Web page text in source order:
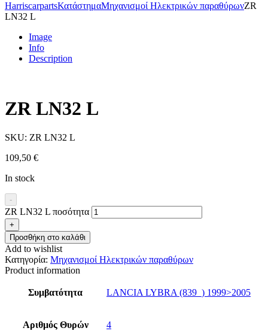
HarriscarpartsΚατάστημαΜηχανισμοί Ηλεκτρικών παραθύρωνZR
LN32 L
Image
Info
Description
ZR LN32 L
SKU: ZR LN32 L
109,50 €
In stock
-
ZR LN32 L ποσότητα
+
Προσθήκη στο καλάθι
Add to wishlist
Κατηγορία: Μηχανισμοί Ηλεκτρικών παραθύρων
Product information
Συμβατότητα LANCIA LYBRA (839_) 1999>2005
Αριθμός Θυρών 4